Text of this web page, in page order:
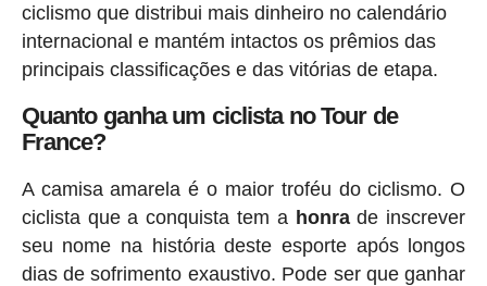
ciclismo que distribui mais dinheiro no calendário
internacional e mantém intactos os prêmios das
principais classificações e das vitórias de etapa.
Quanto ganha um ciclista no Tour de
France?
A camisa amarela é o maior troféu do ciclismo. O
ciclista que a conquista tem a honrade inscrever
seu nome na história deste esporte após longos
dias de sofrimento exaustivo. Pode ser que ganhar